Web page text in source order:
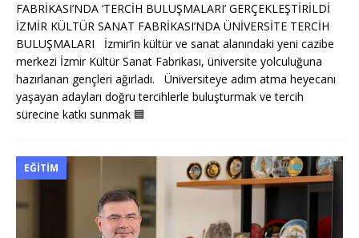
FABRİKASI’NDA ‘TERCİH BULUŞMALARI’ GERÇEKLEŞTİRİLDİ
İZMİR KÜLTÜR SANAT FABRİKASI’NDA ÜNİVERSİTE TERCİH
BULUŞMALARI İzmir’in kültür ve sanat alanındaki yeni cazibe
merkezi İzmir Kültür Sanat Fabrikası, üniversite yolculuğuna
hazırlanan gençleri ağırladı. Üniversiteye adım atma heyecanı
yaşayan adayları doğru tercihlerle buluşturmak ve tercih
sürecine katkı sunmak 🟦
EĞITIM